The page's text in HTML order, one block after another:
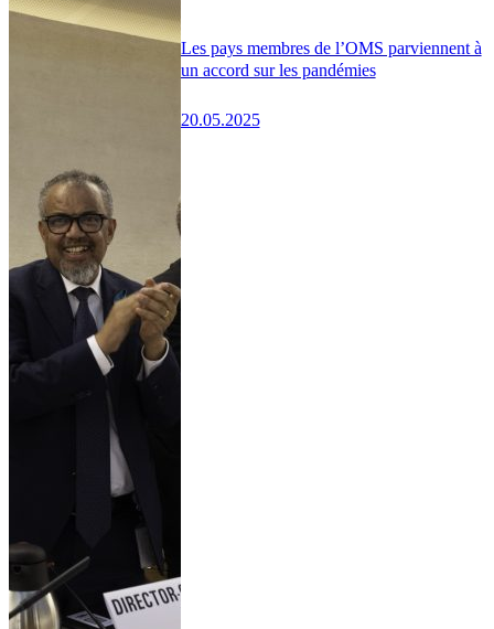
Les pays membres de l’OMS parviennent à
un accord sur les pandémies
20.05.2025